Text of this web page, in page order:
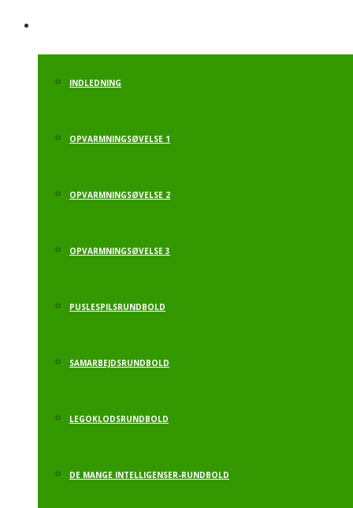
INDLEDNING
OPVARMNINGSØVELSE 1
OPVARMNINGSØVELSE 2
OPVARMNINGSØVELSE 3
PUSLESPILSRUNDBOLD
SAMARBEJDSRUNDBOLD
LEGOKLODSRUNDBOLD
DE MANGE INTELLIGENSER-RUNDBOLD